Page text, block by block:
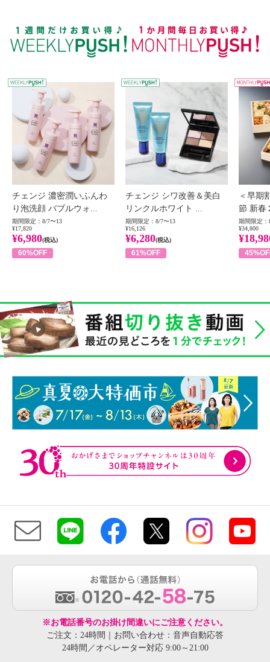
WEEKLY PUSH
チェンジ 濃密潤いふんわ
り泡洗顔 バブルウォ...
期間限定：8/7〜13
¥17,820
¥6,980(税込)
60%OFF
チェンジ シワ改善＆美白
リンクルホワイト ...
期間限定：8/7〜13
¥16,126
¥6,280(税込)
61%OFF
＜早期
節 新春
期間限定：
¥34,800
※お電話番号のお掛け間違いにご注意ください。
ご注文：24時間｜お問い合わせ：音声自動応答
24時間／オペレーター対応 9:00～21:00